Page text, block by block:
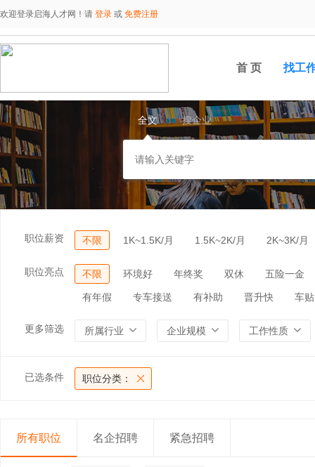
欢迎登录启海人才网！请 登录 或 免费注册
首 页 找工
全文 搜企业
职位薪资 不限 1K~1.5K/月 1.5K~2K/月 2K~3K/月
职位亮点 不限 环境好 年终奖 双休 五险一金
有年假 专车接送 有补助 晋升快 车贴
更多筛选 所属行业 企业规模 工作性质
已选条件 职位分类：
所有职位 名企招聘 紧急招聘